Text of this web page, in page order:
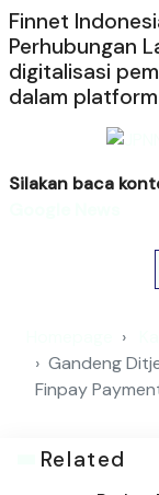
Finnet
Perhubungan
digitalisasi
dalam
Silakan baca
Gandeng
Finpay
Related